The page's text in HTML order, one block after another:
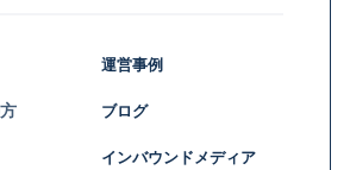
運営事例
ブログ
インバウンドメディア